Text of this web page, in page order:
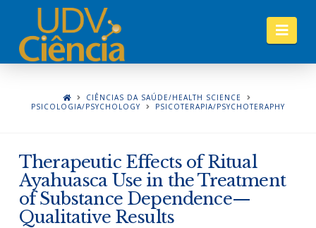
CIÊNCIAS DA SAÚDE/HEALTH SCIENCE
PSICOLOGIA/PSYCHOLOGY
PSICOTERAPIA/PSYCHOTERAPHY
Therapeutic Effects of Ritual
Ayahuasca Use in the Treatment
of Substance Dependence—
Qualitative Results